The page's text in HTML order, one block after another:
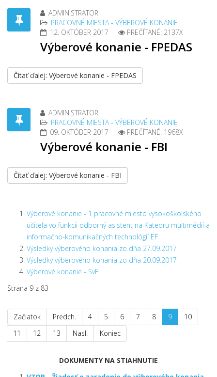
ADMINISTRATOR
PRACOVNÉ MIESTA - VÝBEROVÉ KONANIE
12. OKTÓBER 2017
PREČÍTANÉ: 2137X
Výberové konanie - FPEDAS
Čítať ďalej: Výberové konanie - FPEDAS
ADMINISTRATOR
PRACOVNÉ MIESTA - VÝBEROVÉ KONANIE
09. OKTÓBER 2017
PREČÍTANÉ: 1968X
Výberové konanie - FBI
Čítať ďalej: Výberové konanie - FBI
Výberové konanie - 1 pracovné miesto vysokoškolského
učiteľa vo funkcii odborný asistent na Katedru multimédií a
informačno-komunikačných technológií EF
Výsledky výberového konania zo dňa 27.09.2017
Výsledky výberového konania zo dňa 20.09.2017
Výberové konanie - SvF
Strana 9 z 83
Začiatok Predch. 4 5 6 7 8 9
10
11
12 13 Nasl. Koniec
DOKUMENTY NA STIAHNUTIE